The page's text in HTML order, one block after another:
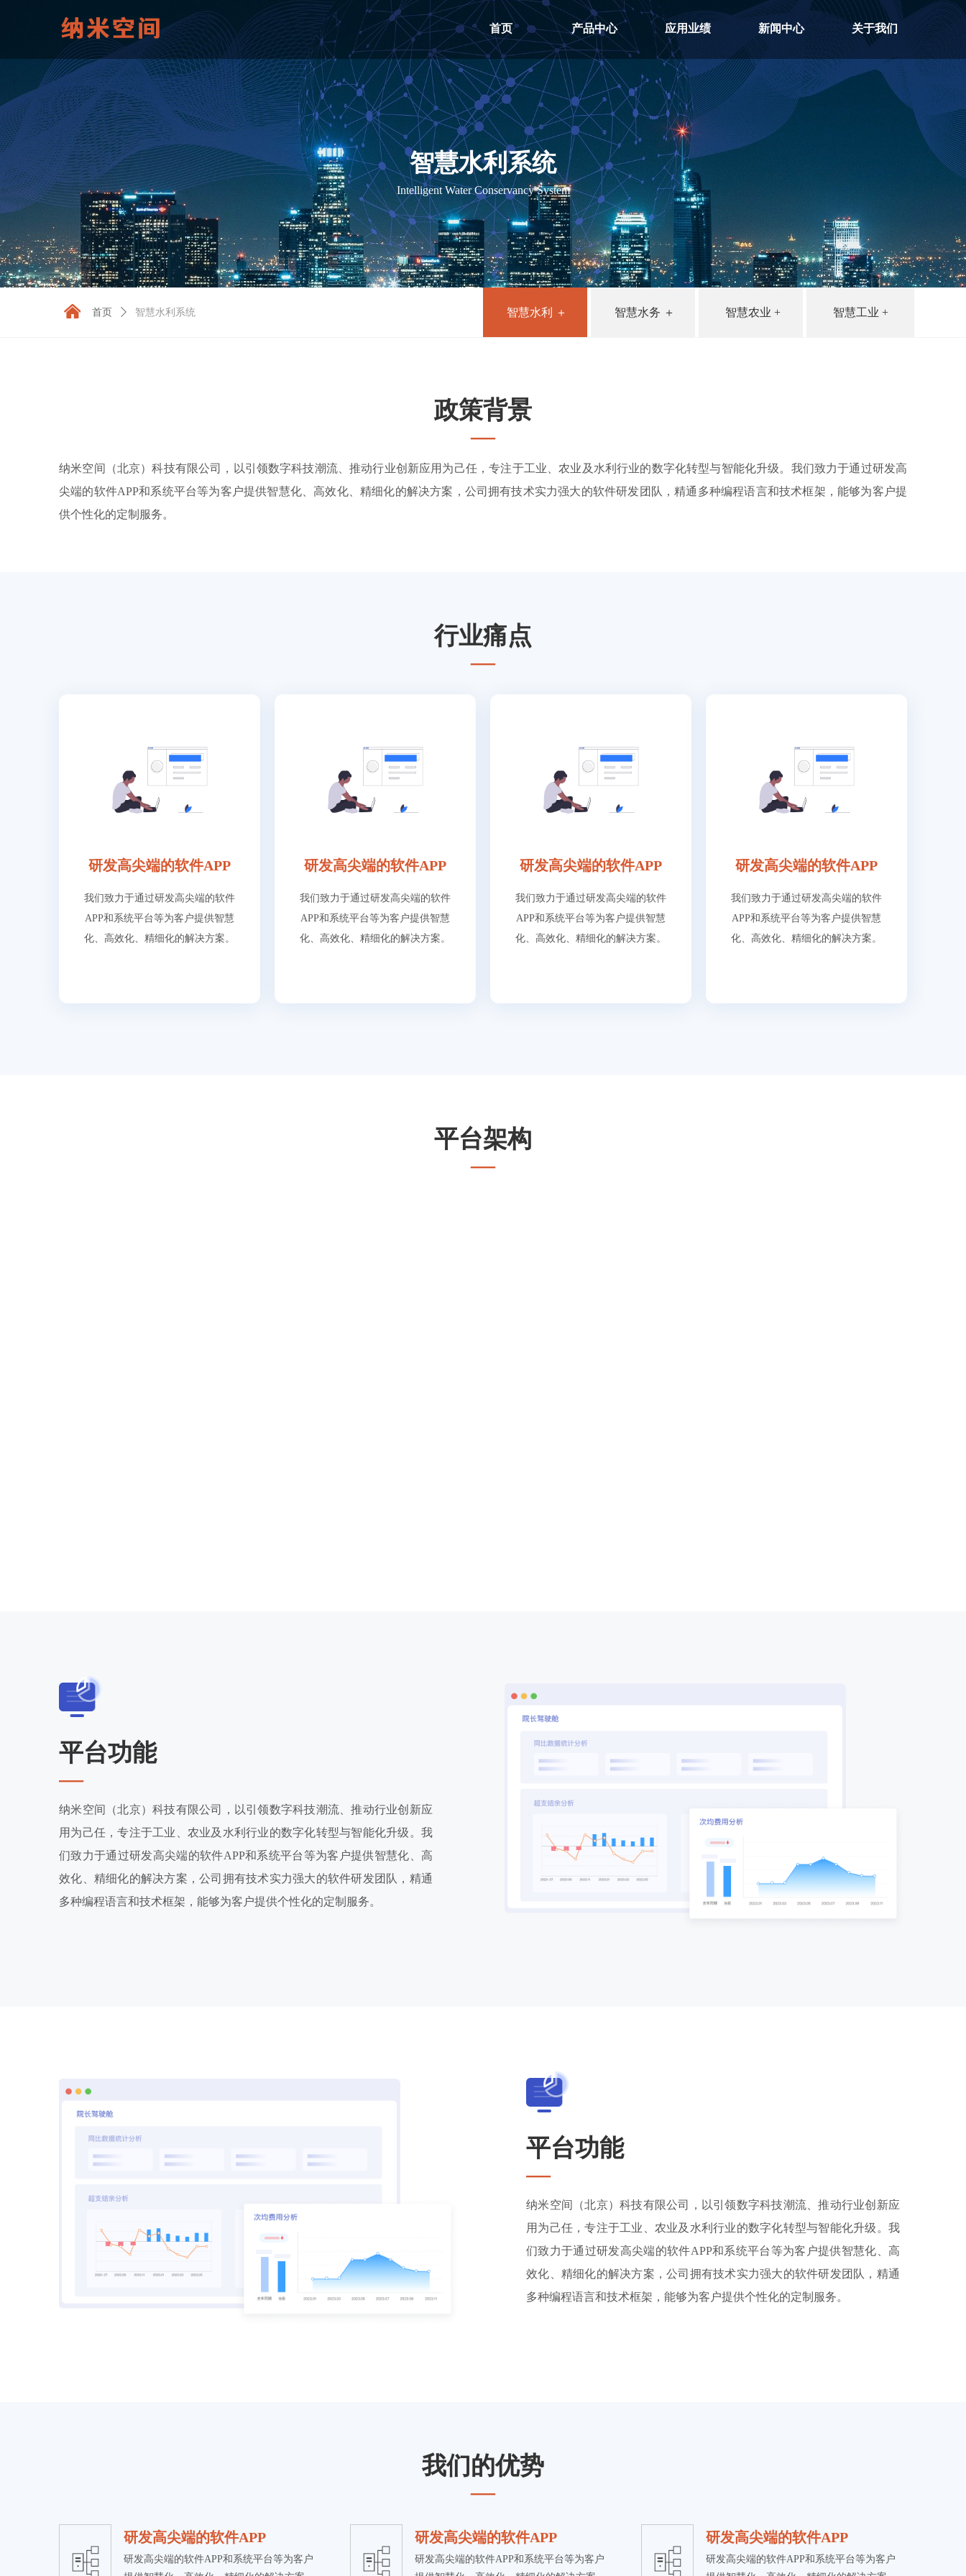
首页 产品中心 应用业绩 新闻中心 关于我们
智慧水利系统
Intelligent Water Conservancy System
政策背景
—
纳米空间（北京）科技有限公司，以引领数字科技潮流、推动行业创新应用为己任，专注于工业、农业及水利行业的数字化转型与智能化升级。我们致力于通过研发高
尖端的软件APP和系统平台等为客户提供智慧化、高效化、精细化的解决方案，公司拥有技术实力强大的软件研发团队，精通多种编程语言和技术框架，能够为客户提
供个性化的定制服务。
行业痛点
—
研发高尖端的软件APP
我们致力于通过研发高尖端的软件
APP和系统平台等为客户提供智慧
化、高效化、精细化的解决方案。
研发高尖端的软件APP
我们致力于通过研发高尖端的软件
APP和系统平台等为客户提供智慧
化、高效化、精细化的解决方案。
研发高尖端的软件APP
我们致力于通过研发高尖端的软件
APP和系统平台等为客户提供智慧
化、高效化、精细化的解决方案。
研发高尖端的软件APP
我们致力于通过研发高尖端的软件
APP和系统平台等为客户提供智慧
化、高效化、精细化的解决方案。
平台架构
—
平台功能
—
纳米空间（北京）科技有限公司，以引领数字科技潮流、推动行业创新应
用为己任，专注于工业、农业及水利行业的数字化转型与智能化升级。我
们致力于通过研发高尖端的软件APP和系统平台等为客户提供智慧化、高
效化、精细化的解决方案，公司拥有技术实力强大的软件研发团队，精通
多种编程语言和技术框架，能够为客户提供个性化的定制服务。
平台功能
—
纳米空间（北京）科技有限公司，以引领数字科技潮流、推动行业创新应
用为己任，专注于工业、农业及水利行业的数字化转型与智能化升级。我
们致力于通过研发高尖端的软件APP和系统平台等为客户提供智慧化、高
效化、精细化的解决方案，公司拥有技术实力强大的软件研发团队，精通
多种编程语言和技术框架，能够为客户提供个性化的定制服务。
我们的优势
—
研发高尖端的软件APP
研发高尖端的软件APP和系统平台等为客户
研发高尖端的软件APP
研发高尖端的软件APP和系统平台等为客户
研发高尖端的软件APP
研发高尖端的软件APP和系统平台等为客户
낀 首页 ꄲ 智慧水利系统 智慧水利 ＋ 智慧水务 ＋ 智慧农业 + 智慧工业 +